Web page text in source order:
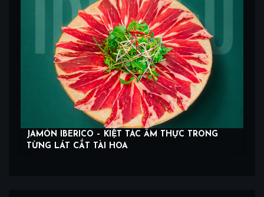
JAMÓN IBERICO – KIỆT TÁC ẨM THỰC TRONG
TỪNG LÁT CẮT TÀI HOA